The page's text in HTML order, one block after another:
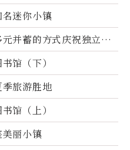
迷你小镇
并蓄的方式庆祝独立日2
馆（下）
旅游胜地
馆（上）
丽小镇